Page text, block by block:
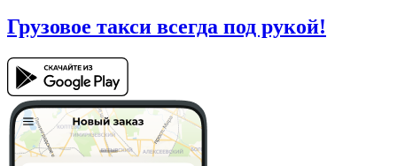
Грузовое такси всегда под рукой!